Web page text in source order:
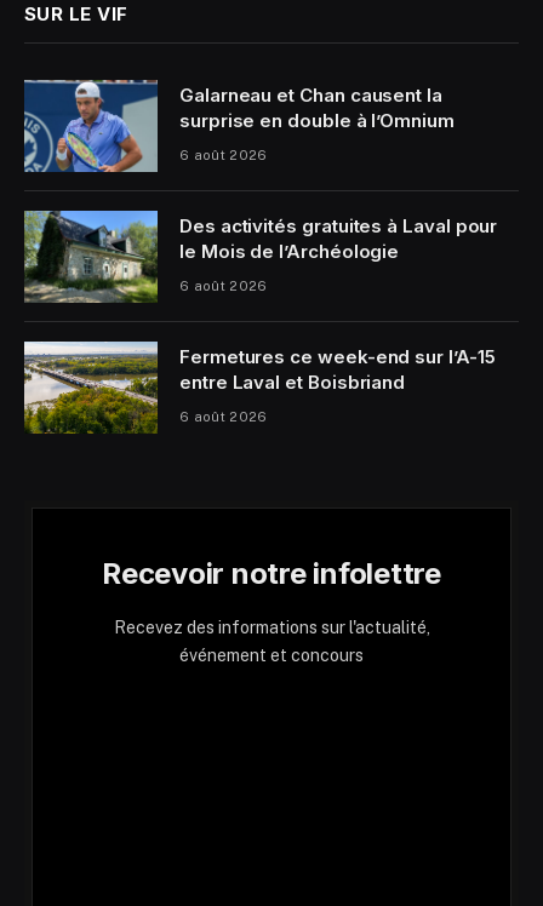
SUR LE VIF
Galarneau et Chan causent la
surprise en double à l’Omnium
6 août 2026
Des activités gratuites à Laval pour
le Mois de l’Archéologie
6 août 2026
Fermetures ce week-end sur l’A-15
entre Laval et Boisbriand
6 août 2026
Recevoir notre infolettre
Recevez des informations sur l'actualité,
événement et concours